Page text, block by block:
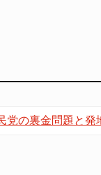
党の裏金問題と発